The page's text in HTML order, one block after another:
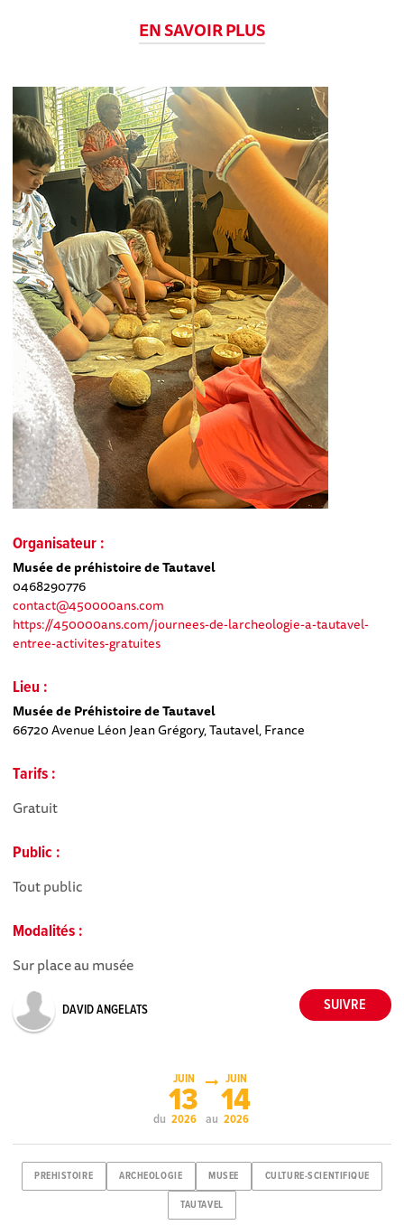
EN SAVOIR PLUS
Organisateur :
Musée de préhistoire de Tautavel
0468290776
contact@450000ans.com
https://450000ans.com/journees-de-larcheologie-a-tautavel-
entree-activites-gratuites
Lieu :
Musée de Préhistoire de Tautavel
66720 Avenue Léon Jean Grégory, Tautavel, France
Tarifs :
Gratuit
Public :
Tout public
Modalités :
Sur place au musée
DAVID ANGELATS
du
JUIN
13
2026 au
JUIN
14
2026
PREHISTOIRE ARCHEOLOGIE MUSEE CULTURE-SCIENTIFIQUE
TAUTAVEL